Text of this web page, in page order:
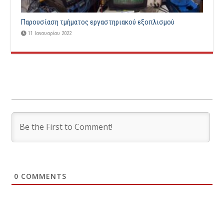
Παρουσίαση τμήματος εργαστηριακού εξοπλισμού
11 Ιανουαρίου 2022
0 COMMENTS